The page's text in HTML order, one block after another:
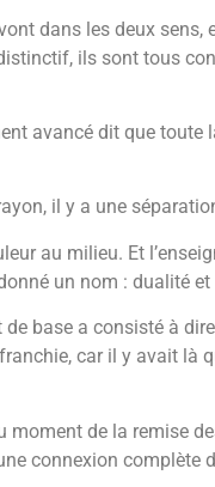
dans les deux sens,
ils sont tous
avancé dit que toute
il y a une
au milieu. Et
un nom : dualité et
de base a consisté à
car il y avait là
moment de la remise
connexion complète